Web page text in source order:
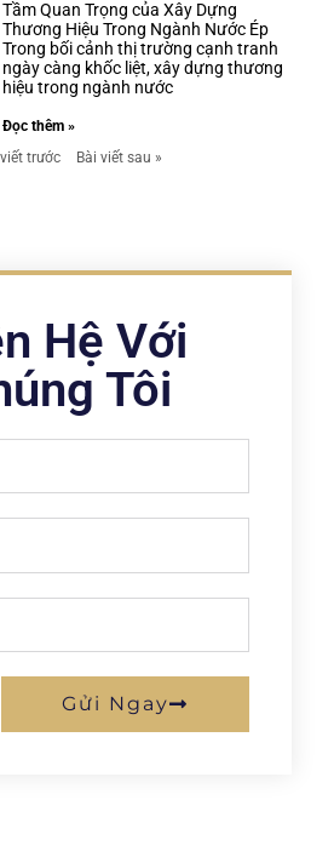
Tầm Quan Trọng của Xây Dựng
Thương Hiệu Trong Ngành Nước Ép
Trong bối cảnh thị trường cạnh tranh
ngày càng khốc liệt, xây dựng thương
hiệu trong ngành nước
Đọc thêm »
trước
Bài viết sau »
Hệ Với
Tôi
Gửi Ngay